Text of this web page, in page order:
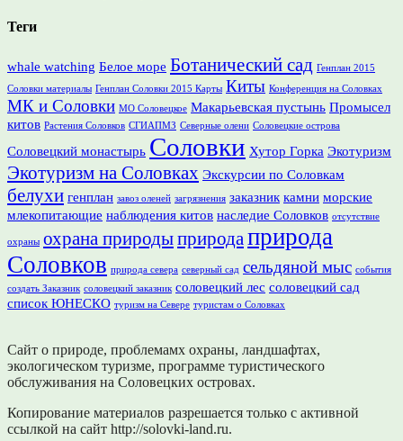
Теги
whale watching Белое море Ботанический сад Генплан 2015
Соловки материалы Генплан Соловки 2015 Карты Киты Конференция на Соловках
МК и Соловки МО Соловецкое Макарьевская пустынь Промысел
китов Растения Соловков СГИАПМЗ Северные олени Соловецкие острова
Соловецкий монастырь Соловки Хутор Горка Экотуризм
Экотуризм на Соловках Экскурсии по Соловкам
белухи генплан завоз оленей загрязнения заказник камни морские
млекопитающие наблюдения китов наследие Соловков отсутствие
охраны охрана природыприродаприрода
Соловков природа севера северный сад сельдяной мыс события
создать Заказник соловецкий заказник соловецкий лес соловецкий сад
список ЮНЕСКО туризм на Севере туристам о Соловках
Сайт о природе, проблемамх охраны, ландшафтах,
экологическом туризме, программе туристического
обслуживания на Соловецких островах.
Копирование материалов разрешается только с активной
ссылкой на сайт http://solovki-land.ru.